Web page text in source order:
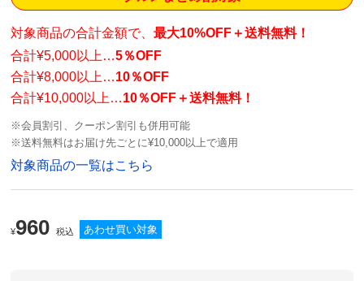
対象商品の合計金額で、最大10%OFF＋送料無料！
合計¥5,000以上…5％OFF
合計¥8,000以上…10％OFF
合計¥10,000以上…10％OFF＋送料無料！
※会員割引、クーポン割引も併用可能
※送料無料はお届け先ごとに¥10,000以上で適用
対象商品の一覧はこちら
¥960 税込 あわせ買い対象